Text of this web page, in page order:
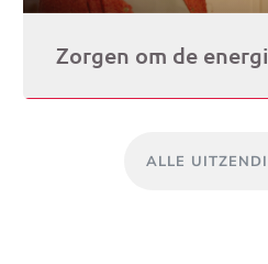
Zorgen om de
ALLE